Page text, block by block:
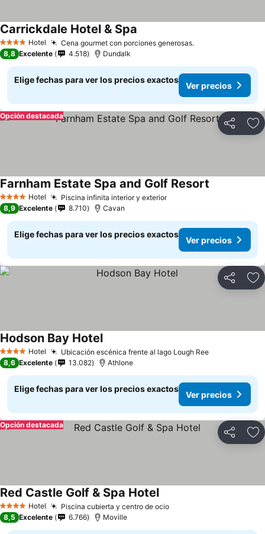
4 EstrellasHotel Cena gourmet con porciones generosas.
Carrickdale Hotel & Spa
8,8 Excelente 4.518 Dundalk
Elige fechas para ver los precios exactos
Ver precios
Compartir
Opción destacada
4 EstrellasHotel Piscina infinita interior y exterior
Farnham Estate Spa and Golf Resort
8,9 Excelente 8.710 Cavan
Elige fechas para ver los precios exactos
Ver precios
Compartir
4 EstrellasHotel Ubicación escénica frente al lago Lough Ree
Hodson Bay Hotel
8,6 Excelente 13.082 Athlone
Elige fechas para ver los precios exactos
Ver precios
Compartir
Opción destacada
4 EstrellasHotel Piscina cubierta y centro de ocio
Red Castle Golf & Spa Hotel
8,5 Excelente 6.766 Moville